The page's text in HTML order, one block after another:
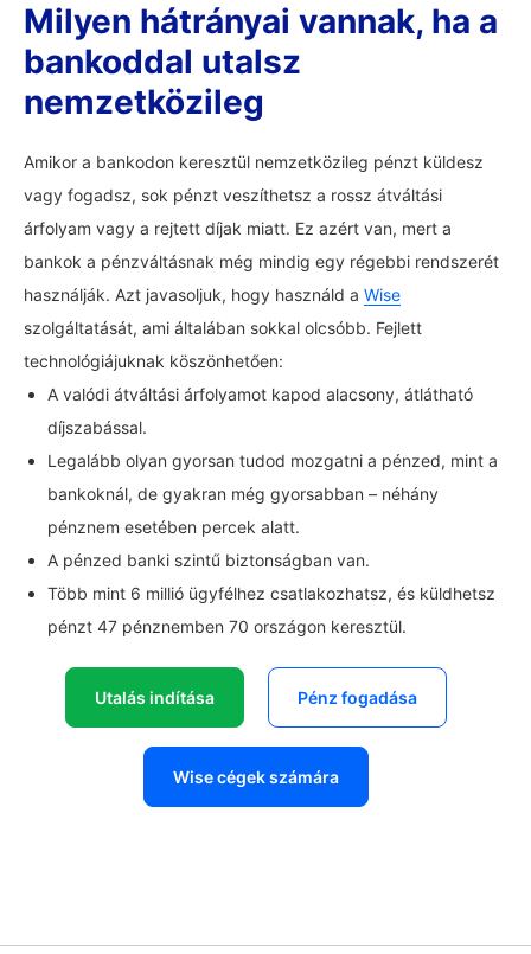
Milyen hátrányai vannak, ha a
bankoddal utalsz
nemzetközileg
Amikor a bankodon keresztül nemzetközileg pénzt küldesz
vagy fogadsz, sok pénzt veszíthetsz a rossz átváltási
árfolyam vagy a rejtett díjak miatt. Ez azért van, mert a
bankok a pénzváltásnak még mindig egy régebbi rendszerét
használják. Azt javasoljuk, hogy használd a Wise
szolgáltatását, ami általában sokkal olcsóbb. Fejlett
technológiájuknak köszönhetően:
A valódi átváltási árfolyamot kapod alacsony, átlátható
díjszabással.
Legalább olyan gyorsan tudod mozgatni a pénzed, mint a
bankoknál, de gyakran még gyorsabban – néhány
pénznem esetében percek alatt.
A pénzed banki szintű biztonságban van.
Több mint 6 millió ügyfélhez csatlakozhatsz, és küldhetsz
pénzt 47 pénznemben 70 országon keresztül.
Utalás indítása Pénz fogadása
Wise cégek számára